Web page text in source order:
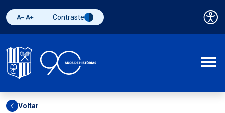
Diminuir fonte
Aumentar fonteAlternar contraste
Contraste
Voltar